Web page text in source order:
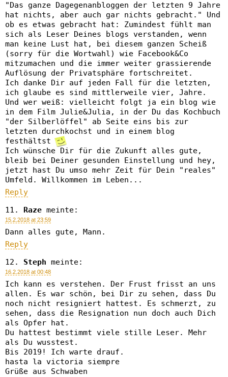
"Das ganze Dagegenanbloggen der letzten 9 Jahre
hat nichts, aber auch gar nichts gebracht." Und
ob es etwas gebracht hat: Zumindest fühlt man
sich als Leser Deines blogs verstanden, wenn
man keine Lust hat, bei diesem ganzen Scheiß
(sorry für die Wortwahl) wie Facebook&Co
mitzumachen und die immer weiter grassierende
Auflösung der Privatsphäre fortschreitet.
Ich danke Dir auf jeden Fall für die letzten,
ich glaube es sind mittlerweile vier, Jahre.
Und wer weiß: vielleicht folgt ja ein blog wie
in dem Film Julie&Julia, in der Du das Kochbuch
"der Silberlöffel" ab Seite eins bis zur
letzten durchkochst und in einem blog
festhältst
Ich wünsche Dir für die Zukunft alles gute,
bleib bei Deiner gesunden Einstellung und hey,
jetzt hast Du umso mehr Zeit für Dein "reales"
Umfeld. Willkommen im Leben...
Reply
Raze meinte:
15.2.2018 at 23:59
Dann alles gute, Mann.
Reply
Steph meinte:
16.2.2018 at 00:48
Ich kann es verstehen. Der Frust frisst an uns
allen. Es war schön, bei Dir zu sehen, dass Du
noch nicht resigniert hattest. Es schmerzt, zu
sehen, dass die Resignation nun doch auch Dich
als Opfer hat.
Du hattest bestimmt viele stille Leser. Mehr
als Du wusstest.
Bis 2019! Ich warte drauf.
hasta la victoria siempre
Grüße aus Schwaben